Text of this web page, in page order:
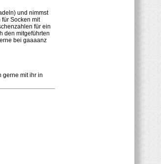
und nimmst
Socken mit
für ein
den mitgeführten
bei gaaaanz
gerne mit ihr in